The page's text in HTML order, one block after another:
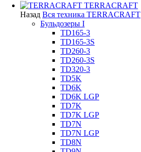
TERRACRAFT
Назад Вся техника TERRACRAFT
Бульдозеры I
TD165-3
TD165-3S
TD260-3
TD260-3S
TD320-3
TD5K
TD6K
TD6K LGP
TD7K
TD7K LGP
TD7N
TD7N LGP
TD8N